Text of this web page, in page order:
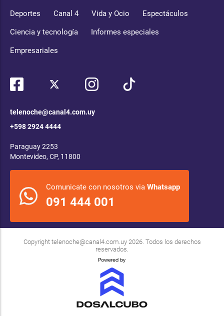
Deportes Canal 4 Vida y Ocio Espectáculos
Ciencia y tecnología Informes especiales
Empresariales
telenoche@canal4.com.uy
+598 2924 4444
Paraguay 2253
Montevideo, CP, 11800
Comunicate con nosotros via Whatsapp
091 444 001
Copyright telenoche@canal4.com.uy2026. Todos los derechos
reservados.